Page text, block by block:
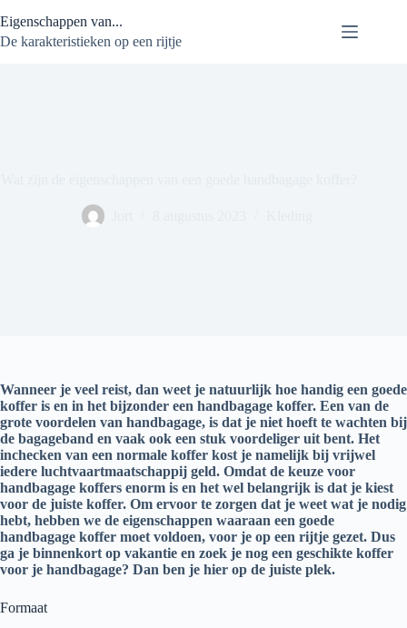
naar
de
Eigenschappen van...
De karakteristieken op een rijtje
Wanneer je veel reist, dan weet je natuurlijk hoe handig een goede
koffer is en in het bijzonder een handbagage koffer. Een van de
grote voordelen van handbagage, is dat je niet hoeft te wachten bij
de bagageband en vaak ook een stuk voordeliger uit bent. Het
inchecken van een normale koffer kost je namelijk bij vrijwel
iedere luchtvaartmaatschappij geld. Omdat de keuze voor
handbagage koffers enorm is en het wel belangrijk is dat je kiest
voor de juiste koffer. Om ervoor te zorgen dat je weet wat je nodig
hebt, hebben we de eigenschappen waaraan een goede
handbagage koffer moet voldoen, voor je op een rijtje gezet. Dus
ga je binnenkort op vakantie en zoek je nog een geschikte koffer
voor je handbagage? Dan ben je hier op de juiste plek.
Formaat